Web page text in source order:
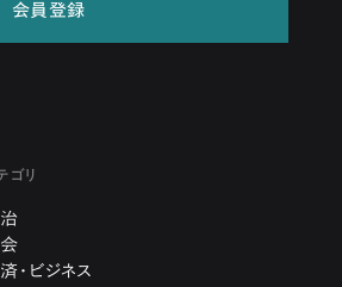
会員登録
ゴリ
・ビジネス